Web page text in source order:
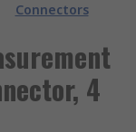
Connectors
4